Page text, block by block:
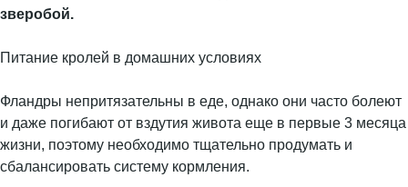
зверобой.
Питание кролей в домашних условиях
Фландры непритязательны в еде, однако они часто болеют
и даже погибают от вздутия живота еще в первые 3 месяца
жизни, поэтому необходимо тщательно продумать и
сбалансировать систему кормления.